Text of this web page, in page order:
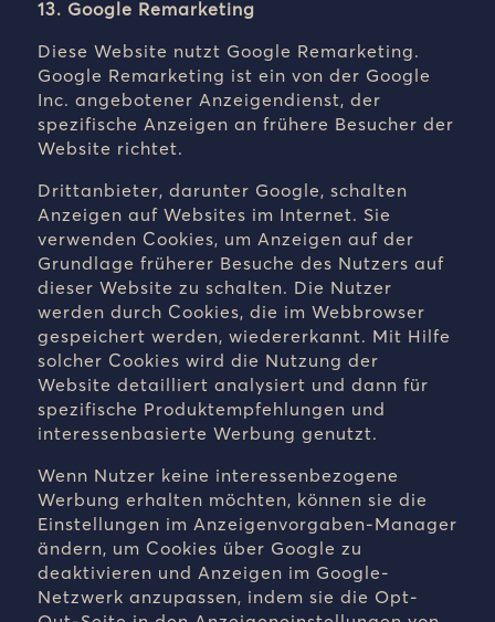
13. Google Remarketing
Diese Website nutzt Google Remarketing.
Google Remarketing ist ein von der Google
Inc. angebotener Anzeigendienst, der
spezifische Anzeigen an frühere Besucher der
Website richtet.
Drittanbieter, darunter Google, schalten
Anzeigen auf Websites im Internet. Sie
verwenden Cookies, um Anzeigen auf der
Grundlage früherer Besuche des Nutzers auf
dieser Website zu schalten. Die Nutzer
werden durch Cookies, die im Webbrowser
gespeichert werden, wiedererkannt. Mit Hilfe
solcher Cookies wird die Nutzung der
Website detailliert analysiert und dann für
spezifische Produktempfehlungen und
interessenbasierte Werbung genutzt.
Wenn Nutzer keine interessenbezogene
Werbung erhalten möchten, können sie die
Einstellungen im Anzeigenvorgaben-Manager
ändern, um Cookies über Google zu
deaktivieren und Anzeigen im Google-
Netzwerk anzupassen, indem sie die Opt-